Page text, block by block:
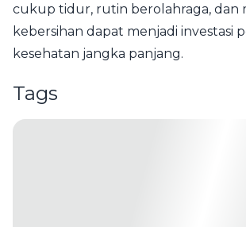
cukup tidur, rutin berolahraga, dan
kebersihan dapat menjadi investasi
kesehatan jangka panjang.
Tags